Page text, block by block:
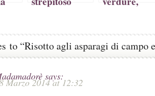
to “Risotto agli asparagi di campo
says:
Marzo 2014 at 12:32